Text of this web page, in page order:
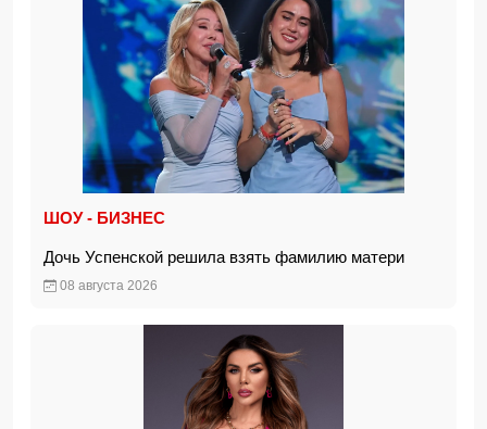
ШОУ - БИЗНЕС
Дочь Успенской решила взять фамилию матери
08 августа 2026